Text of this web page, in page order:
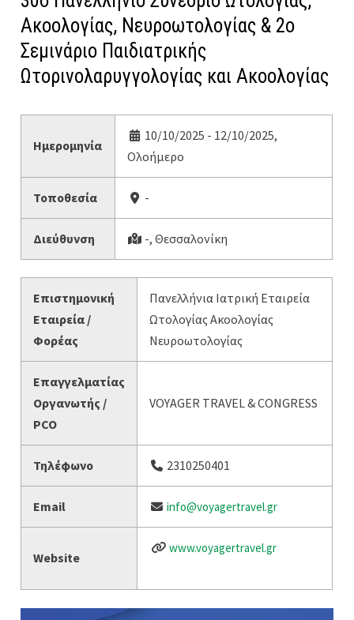
Ακοολογίας, Νευροωτολογίας & 2ο
Σεμινάριο Παιδιατρικής
Ωτορινολαρυγγολογίας και Ακοολογίας
Ημερομηνία
10/10/2025 - 12/10/2025,
Ολοήμερο
Τοποθεσία -
Διεύθυνση -, Θεσσαλονίκη
Επιστημονική
Εταιρεία /
Φορέας
Πανελλήνια Ιατρική Εταιρεία
Ωτολογίας Ακοολογίας
Νευροωτολογίας
Επαγγελματίας
Οργανωτής /
PCO
VOYAGER TRAVEL & CONGRESS
Τηλέφωνο 2310250401
Email info@voyagertravel.gr
Website
www.voyagertravel.gr